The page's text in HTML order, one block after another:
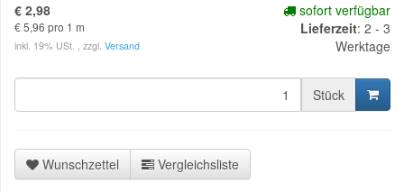
€ 2,98
€ 5,96 pro 1 m
inkl. 19% USt. , zzgl. Versand
sofort verfügbar
Lieferzeit: 2 - 3
Werktage
Stück
Wunschzettel Vergleichsliste